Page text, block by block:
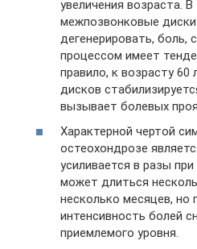
увеличения возраста.
межпозвонковые
дегенерировать, боль,
процессом имеет
правило, к возрасту 60
дисков
вызывает болевых
Характерной чертой
остеохондрозе
усиливается в разы
может длиться
несколько месяцев, но
интенсивность болей
приемлемого уровня.